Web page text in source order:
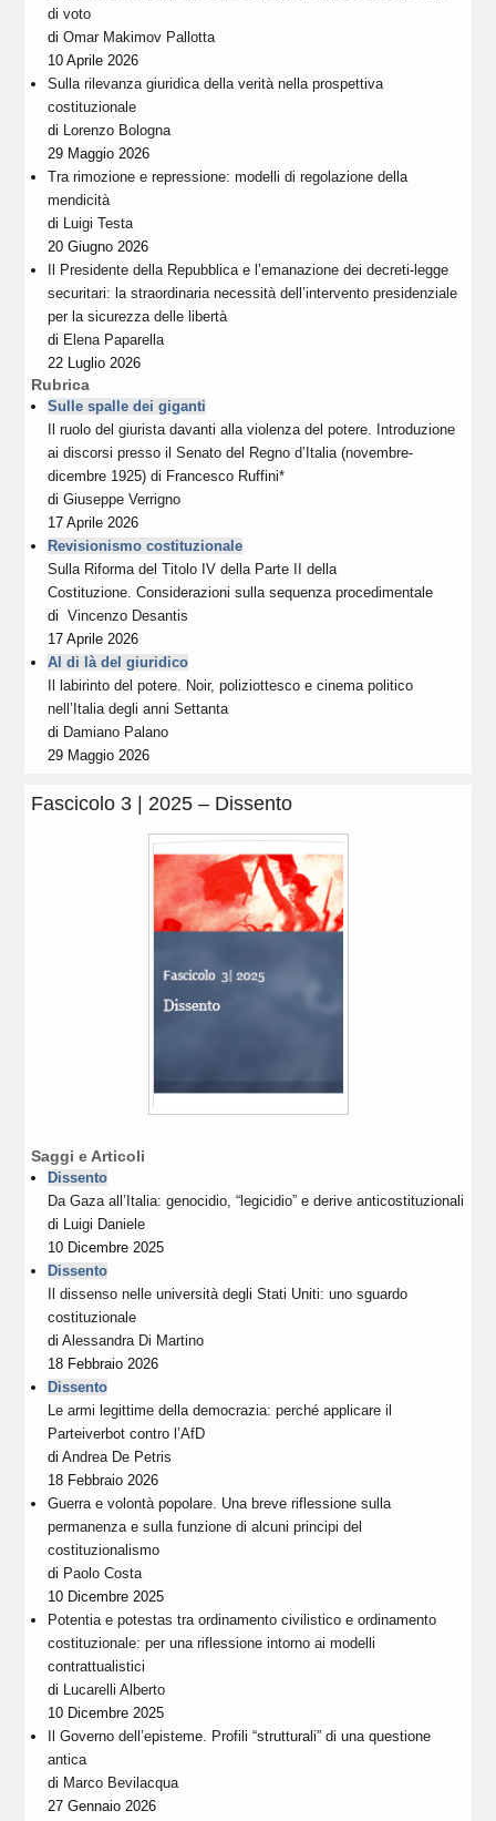
di voto
diOmar Makimov Pallotta
10 Aprile 2026
Sulla rilevanza giuridica della verità nella prospettiva
costituzionale
di
Lorenzo Bologna
29 Maggio 2026
Tra rimozione e repressione: modelli di regolazione della
mendicità
di
Luigi Testa
20 Giugno 2026
Il Presidente della Repubblica e l’emanazione dei decreti-legge
securitari: la straordinaria necessità dell’intervento presidenziale
per la sicurezza delle libertà
di Elena Paparella
22 Luglio 2026
Rubrica
Sulle spalle dei giganti
Il ruolo del giurista davanti alla violenza del potere. Introduzione
ai discorsi presso il Senato del Regno d’Italia (novembre-
dicembre 1925) di Francesco Ruffini*
diGiuseppe Verrigno
17 Aprile 2026
Revisionismo costituzionale
Sulla Riforma del Titolo IV della Parte II della
Costituzione. Considerazioni sulla sequenza procedimentale
diVincenzo Desantis
17 Aprile 2026
Al di là del giuridico
Il labirinto del potere. Noir, poliziottesco e cinema politico
nell’Italia degli anni Settanta
di Damiano Palano
29 Maggio 2026
Fascicolo 3 | 2025 – Dissento
Saggi e Articoli
Dissento
Da Gaza all’Italia: genocidio, “legicidio” e derive anticostituzionali
di Luigi Daniele
10 Dicembre 2025
Dissento
Il dissenso nelle università degli Stati Uniti: uno sguardo
costituzionale
diAlessandra Di Martino
18 Febbraio 2026
Dissento
Le armi legittime della democrazia: perché applicare il
Parteiverbot contro l’AfD
diAndrea De Petris
18 Febbraio 2026
Guerra e volontà popolare. Una breve riflessione sulla
permanenza e sulla funzione di alcuni principi del
costituzionalismo
di Paolo Costa
10 Dicembre 2025
Potentia e potestas tra ordinamento civilistico e ordinamento
costituzionale: per una riflessione intorno ai modelli
contrattualistici
di Lucarelli Alberto
10 Dicembre 2025
Il Governo dell’episteme. Profili “strutturali” di una questione
antica
di Marco Bevilacqua
27 Gennaio 2026